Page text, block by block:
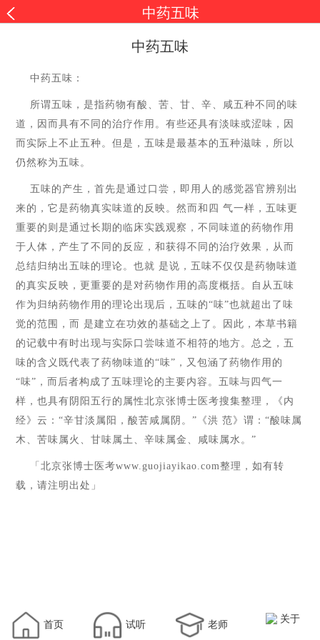
中药五味
中药五味
中药五味：
所谓五味，是指药物有酸、苦、甘、辛、咸五种不同的味
道，因而具有不同的治疗作用。有些还具有淡味或涩味，因
而实际上不止五种。但是，五味是最基本的五种滋味，所以
仍然称为五味。
五味的产生，首先是通过口尝，即用人的感觉器官辨别出
来的，它是药物真实味道的反映。然而和四 气一样，五味更
重要的则是通过长期的临床实践观察，不同味道的药物作用
于人体，产生了不同的反应，和获得不同的治疗效果，从而
总结归纳出五味的理论。也就 是说，五味不仅仅是药物味道
的真实反映，更重要的是对药物作用的高度概括。自从五味
作为归纳药物作用的理论出现后，五味的“味”也就超出了味
觉的范围，而 是建立在功效的基础之上了。因此，本草书籍
的记载中有时出现与实际口尝味道不相符的地方。总之，五
味的含义既代表了药物味道的“味”，又包涵了药物作用的
“味”，而后者构成了五味理论的主要内容。五味与四气一
样，也具有阴阳五行的属性北京张博士医考搜集整理，《内
经》云：“辛甘淡属阳，酸苦咸属阴。”《洪 范》谓：“酸味属
木、苦味属火、甘味属土、辛味属金、咸味属水。”
「北京张博士医考www.guojiayikao.com整理，如有转
载，请注明出处」
首页 试听 老师 关于